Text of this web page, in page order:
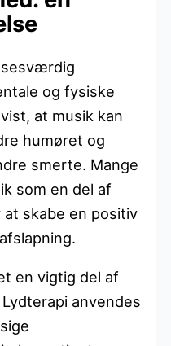
og fysiske
at musik kan
humøret og
smerte. Mange
som en del af
skabe en positiv
en vigtig del af
anvendes